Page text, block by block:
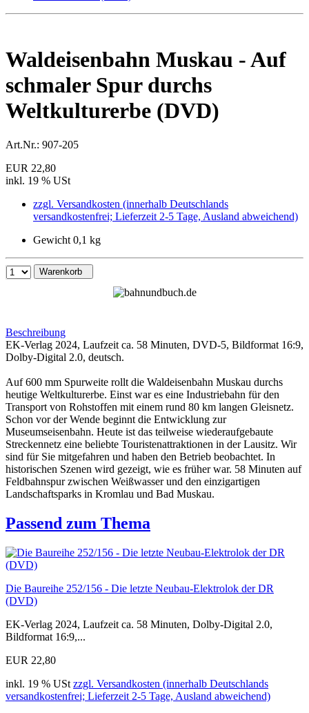
Waldeisenbahn Muskau - Auf
schmaler Spur durchs
Weltkulturerbe (DVD)
Art.Nr.: 907-205
EUR 22,80
inkl. 19 % USt
zzgl. Versandkosten (innerhalb Deutschlands
versandkostenfrei; Lieferzeit 2-5 Tage, Ausland abweichend)
Gewicht 0,1 kg
Warenkorb
Beschreibung
EK-Verlag 2024, Laufzeit ca. 58 Minuten, DVD-5, Bildformat 16:9,
Dolby-Digital 2.0, deutsch.
Auf 600 mm Spurweite rollt die Waldeisenbahn Muskau durchs
heutige Weltkulturerbe. Einst war es eine Industriebahn für den
Transport von Rohstoffen mit einem rund 80 km langen Gleisnetz.
Schon vor der Wende beginnt die Entwicklung zur
Museumseisenbahn. Heute ist das teilweise wiederaufgebaute
Streckennetz eine beliebte Touristenattraktionen in der Lausitz. Wir
sind für Sie mitgefahren und haben den Betrieb beobachtet. In
historischen Szenen wird gezeigt, wie es früher war. 58 Minuten auf
Feldbahnspur zwischen Weißwasser und den einzigartigen
Landschaftsparks in Kromlau und Bad Muskau.
Passend zum Thema
Die Baureihe 252/156 - Die letzte Neubau-Elektrolok der DR
(DVD)
EK-Verlag 2024, Laufzeit ca. 58 Minuten, Dolby-Digital 2.0,
Bildformat 16:9,...
EUR 22,80
inkl. 19 % USt zzgl. Versandkosten (innerhalb Deutschlands
versandkostenfrei; Lieferzeit 2-5 Tage, Ausland abweichend)